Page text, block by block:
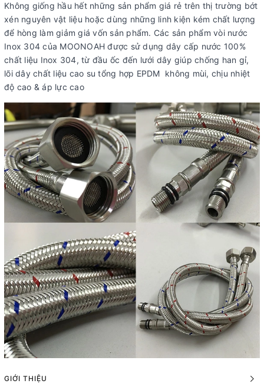
Không giống hầu hết những sản phẩm giá rẻ trên thị trường bớt
xén nguyên vật liệu hoặc dùng những linh kiện kém chất lượng
để hòng làm giảm giá vốn sản phẩm. Các sản phẩm vòi nước
Inox 304 của MOONOAH được sử dụng dây cấp nước 100%
chất liệu Inox 304, từ đầu ốc đến lưới dây giúp chống han gỉ,
lõi dây chất liệu cao su tổng hợp EPDM không mùi, chịu nhiệt
độ cao & áp lực cao
GIỚI THIỆU